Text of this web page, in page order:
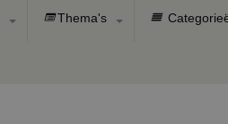
Thema's